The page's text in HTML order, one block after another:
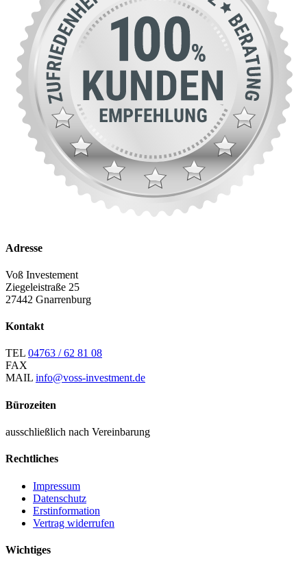
Adresse
Voß Investement
Ziegeleistraße 25
27442 Gnarrenburg
Kontakt
TEL 04763 / 62 81 08
FAX
MAIL info@voss-investment.de
Bürozeiten
ausschließlich nach Vereinbarung
Rechtliches
Impressum
Datenschutz
Erstinformation
Vertrag widerrufen
Wichtiges